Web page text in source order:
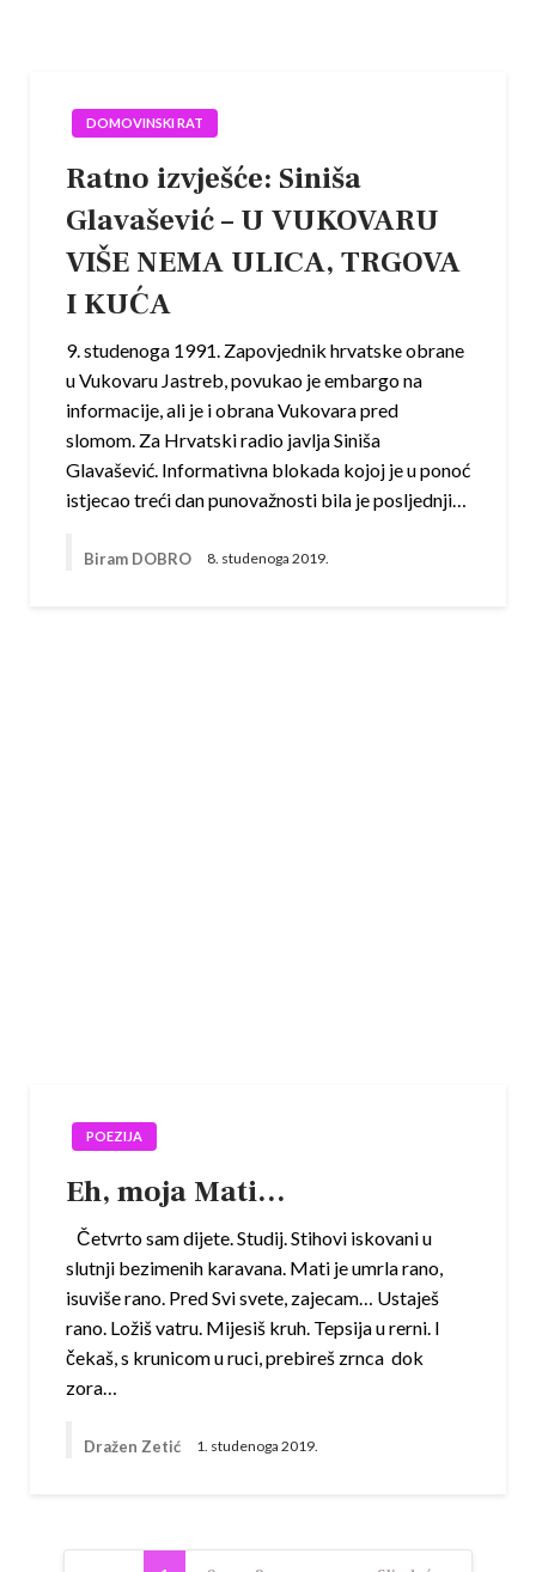
DOMOVINSKI RAT
Ratno izvješće: Siniša
Glavašević – U VUKOVARU
VIŠE NEMA ULICA, TRGOVA
I KUĆA
9. studenoga 1991. Zapovjednik hrvatske obrane
u Vukovaru Jastreb, povukao je embargo na
informacije, ali je i obrana Vukovara pred
slomom. Za Hrvatski radio javlja Siniša
Glavašević. Informativna blokada kojoj je u ponoć
istjecao treći dan punovažnosti bila je posljednji…
Biram DOBRO 8. studenoga 2019.
POEZIJA
Eh, moja Mati…
Četvrto sam dijete. Studij. Stihovi iskovani u
slutnji bezimenih karavana. Mati je umrla rano,
isuviše rano. Pred Svi svete, zajecam… Ustaješ
rano. Ložiš vatru. Mijesiš kruh. Tepsija u rerni. I
čekaš, s krunicom u ruci, prebireš zrnca dok
zora…
Dražen Zetić 1. studenoga 2019.
Navigacija